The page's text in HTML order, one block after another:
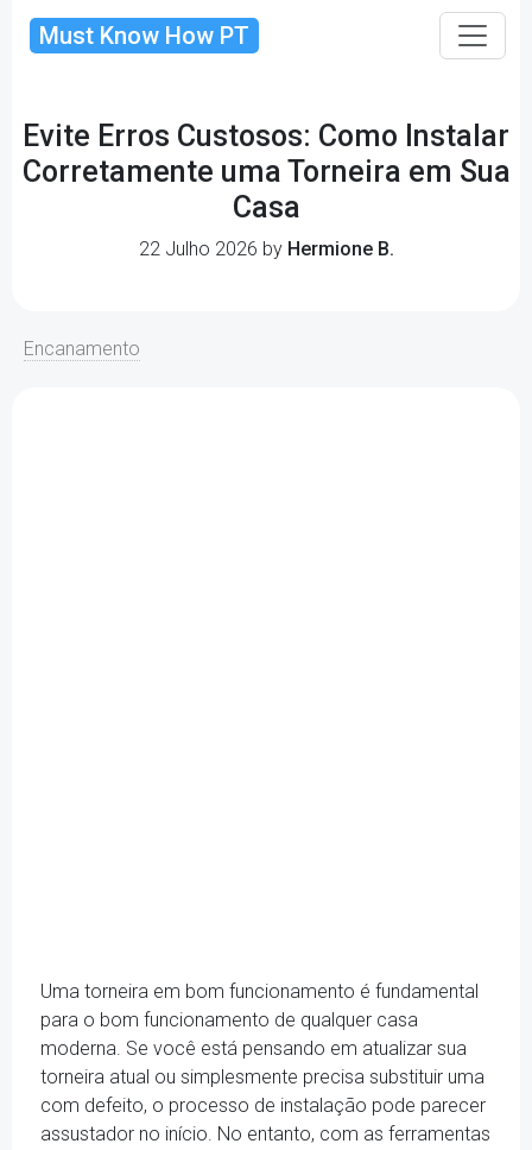
Must Know How PT
Evite Erros Custosos: Como Instalar
Corretamente uma Torneira em Sua
Casa
22 Julho 2026 by Hermione B.
Encanamento
Uma torneira em bom funcionamento é fundamental
para o bom funcionamento de qualquer casa
moderna. Se você está pensando em atualizar sua
torneira atual ou simplesmente precisa substituir uma
com defeito, o processo de instalação pode parecer
assustador no início. No entanto, com as ferramentas